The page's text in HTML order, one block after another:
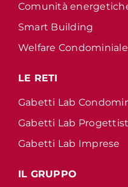
Comunità
Smart Building
Welfare Condominiale
LE RETI
Gabetti Lab
Gabetti Lab
Gabetti Lab Imprese
IL GRUPPO